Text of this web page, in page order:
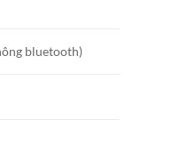
bluetooth)